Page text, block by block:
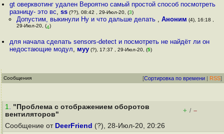
gt оверквотинг удален Вероятно самый простой способ посмотреть
разницу- это вс,ss (??), 08:42 , 29-Июл-20, (3)
Допустим, выкинули Ну и что дальше делать , Аноним (4), 16:18 ,
29-Июл-20, (4)
для начала сделать sensors-detect и посмотреть не найдёт ли он
недостающие модул, муу (?), 17:37 , 29-Июл-20, (5)
Сообщения [Сортировка по времени | RSS]
1. "Проблема с отображением оборотов
вентиляторов"
+ / –
Сообщение от DeerFriend (?), 28-Июл-20, 20:26